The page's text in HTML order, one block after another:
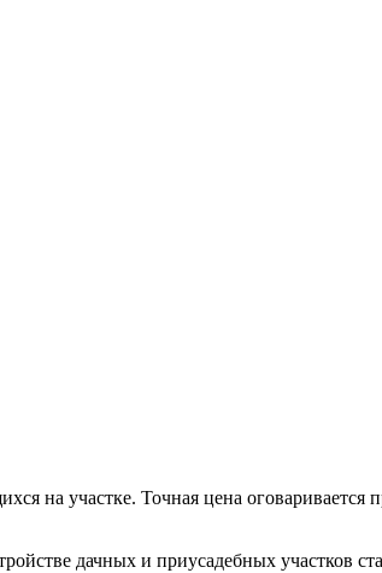
на участке. Точная цена
дачных и приусадебных участков